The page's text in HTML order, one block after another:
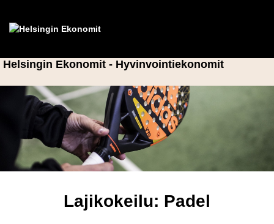
Helsingin Ekonomit - Hyvinvointiekonomit
Lajikokeilu: Padel